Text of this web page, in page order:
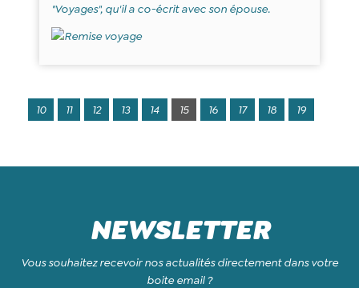
"Voyages", qu'il a co-écrit avec son épouse.
10 11 12 13 14 15 16 17 18 19
NEWSLETTER
Vous souhaitez recevoir nos actualités directement dans votre
boite email ?